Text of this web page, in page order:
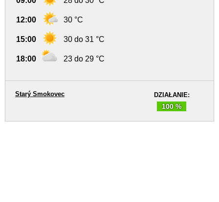
12:00 30 °C
15:00 30 do 31 °C
18:00 23 do 29 °C
DZIAŁANIE:
100 %
Starý Smokovec